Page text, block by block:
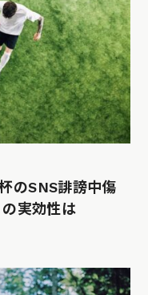
のSNS誹謗中傷
実効性は